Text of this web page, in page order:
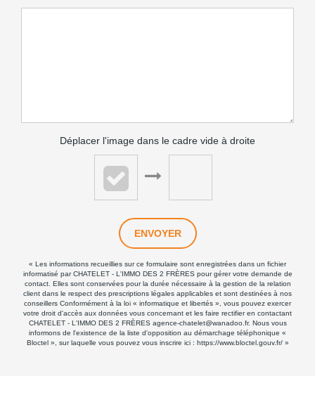
Déplacer l'image dans le cadre vide à droite
ENVOYER
« Les informations recueillies sur ce formulaire sont enregistrées dans un fichier
informatisé par CHATELET - L'IMMO DES 2 FRÈRES pour gérer votre demande de
contact. Elles sont conservées pour la durée nécessaire à la gestion de la relation
client dans le respect des prescriptions légales applicables et sont destinées à nos
conseillers Conformément à la loi « informatique et libertés », vous pouvez exercer
votre droit d'accès aux données vous concernant et les faire rectifier en contactant
CHATELET - L'IMMO DES 2 FRÈRES agence-chatelet@wanadoo.fr. Nous vous
informons de l'existence de la liste d'opposition au démarchage téléphonique «
Bloctel », sur laquelle vous pouvez vous inscrire ici : https://www.bloctel.gouv.fr/»